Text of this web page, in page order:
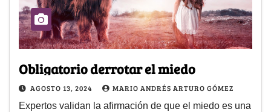
Obligatorio derrotar el miedo
AGOSTO 13, 2024 MARIO ANDRÉS ARTURO GÓMEZ
Expertos validan la afirmación de que el miedo es una